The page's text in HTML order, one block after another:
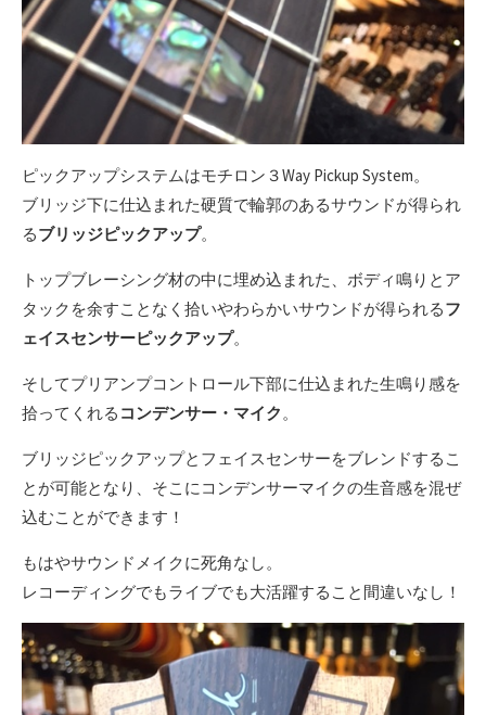
ピックアップシステムはモチロン３Way Pickup System。
ブリッジ下に仕込まれた硬質で輪郭のあるサウンドが得られ
るブリッジピックアップ。
トップブレーシング材の中に埋め込まれた、ボディ鳴りとア
タックを余すことなく拾いやわらかいサウンドが得られるフ
ェイスセンサーピックアップ。
そしてプリアンプコントロール下部に仕込まれた生鳴り感を
拾ってくれる コンデンサー・マイク。
ブリッジピックアップとフェイスセンサーをブレンドするこ
とが可能となり、そこにコンデンサーマイクの生音感を混ぜ
込むことができます！
もはやサウンドメイクに死角なし。
レコーディングでもライブでも大活躍すること間違いなし！